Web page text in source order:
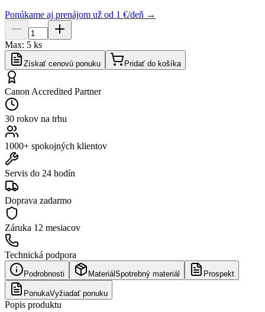
Ponúkame aj prenájom už od 1 €/deň →
Max: 5 ks
Získať cenovú ponuku Pridať do košíka
Canon Accredited Partner
30 rokov na trhu
1000+ spokojných klientov
Servis do 24 hodín
Doprava zadarmo
Záruka 12 mesiacov
Technická podpora
Podrobnosti Materiál Spotrebný materiál Prospekt
PonukaVyžiadať ponuku
Popis produktu